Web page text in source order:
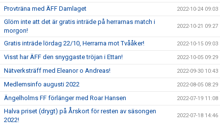
Provträna med ÄFF Damlaget 2022-10-24 09:03
Glöm inte att det är gratis inträde på herrarnas match i
morgon!
2022-10-21 09:27
Gratis inträde lördag 22/10, Herrarna mot Tvååker! 2022-10-15 09:03
Visst har ÄFF den snyggaste tröjan i Ettan! 2022-10-05 09:29
Nätverksträff med Eleanor o Andreas! 2022-09-30 10:43
Medlemsinfo augusti 2022 2022-08-05 08:29
Ängelholms FF förlänger med Roar Hansen 2022-07-19 11:08
Halva priset (drygt) på Årskort för resten av säsongen
2022!
2022-07-18 14:46